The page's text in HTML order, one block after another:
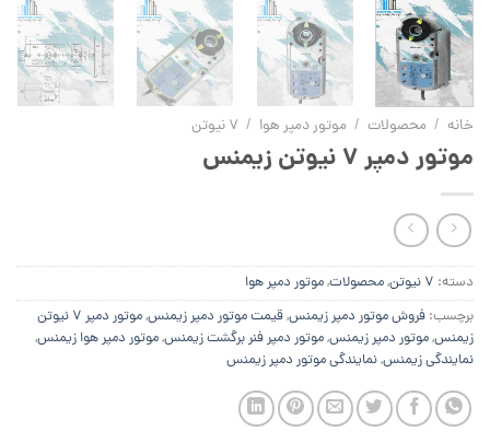
خانه / محصولات / موتور دمپر هوا / 7 نیوتن
موتور دمپر ۷ نیوتن زیمنس
دسته: 7 نیوتن ,محصولات,موتور دمپر هوا
برچسب: فروش موتور دمپر زیمنس,قیمت موتور دمپر زیمنس,
موتور دمپر 7 نیوتن
زیمنس,موتور دمپر زیمنس,موتور دمپر فنر برگشت زیمنس,موتور دمپر هوا زیمنس,
نمایندگی زیمنس,نمایندگی موتور دمپر زیمنس